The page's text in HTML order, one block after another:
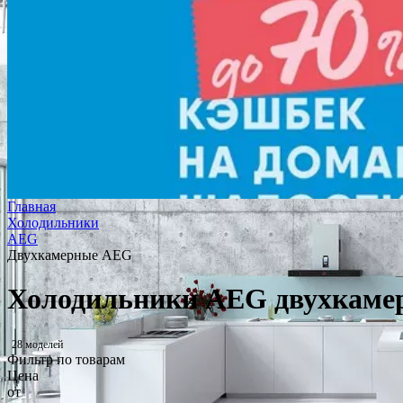
Главная
Холодильники
AEG
Двухкамерные AEG
Холодильники AEG
28 моделей
Фильтр по товарам
Цена
от